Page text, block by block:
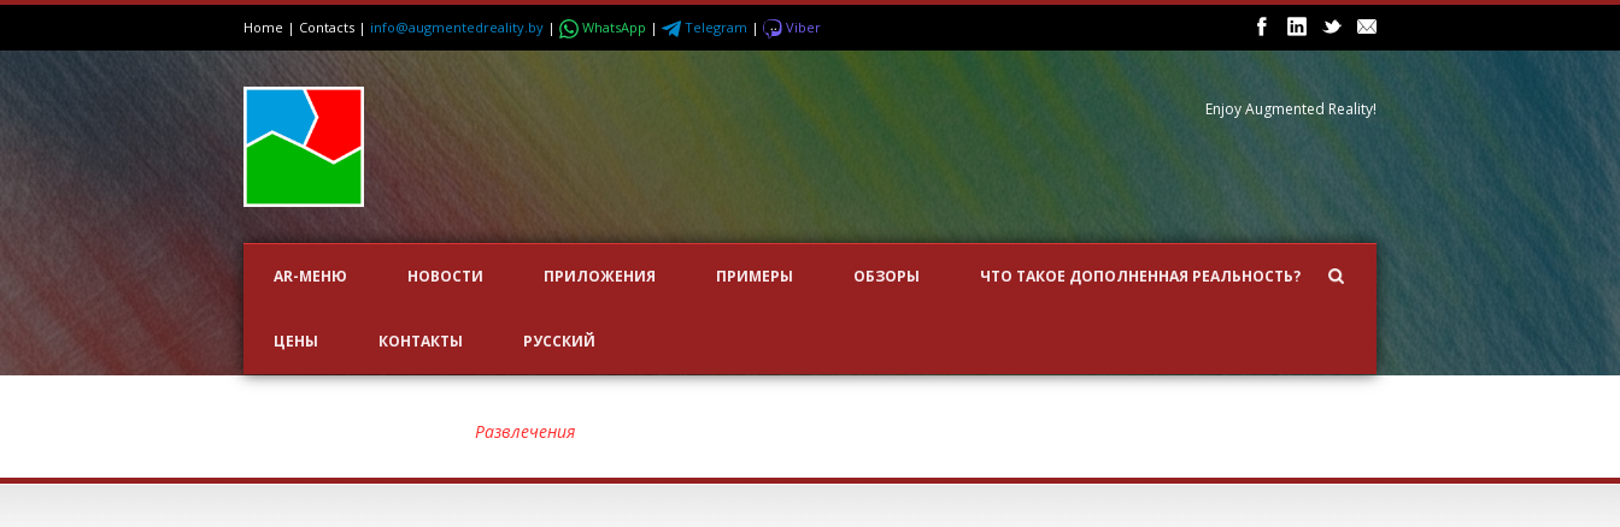
Home | Contacts | info@augmentedreality.by | WhatsApp | Telegram | Viber
Enjoy Augmented Reality!
AR-МЕНЮ НОВОСТИ ПРИЛОЖЕНИЯ ПРИМЕРЫ ОБЗОРЫ ЧТО ТАКОЕ ДОПОЛНЕННАЯ РЕАЛЬНОСТЬ?
ЦЕНЫ КОНТАКТЫ РУССКИЙ
Развлечения